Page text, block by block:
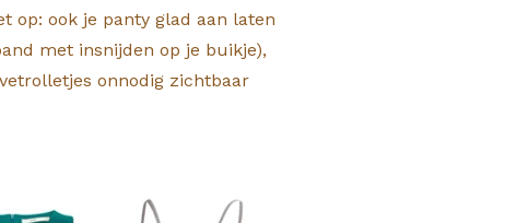
op: ook je panty glad aan laten
met insnijden op je buikje),
onnodig zichtbaar